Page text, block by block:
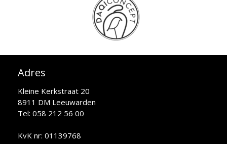
Adres
Kleine Kerkstraat 20
8911 DM Leeuwarden
Tel: 058 212 56 00
KvK nr: 01139768